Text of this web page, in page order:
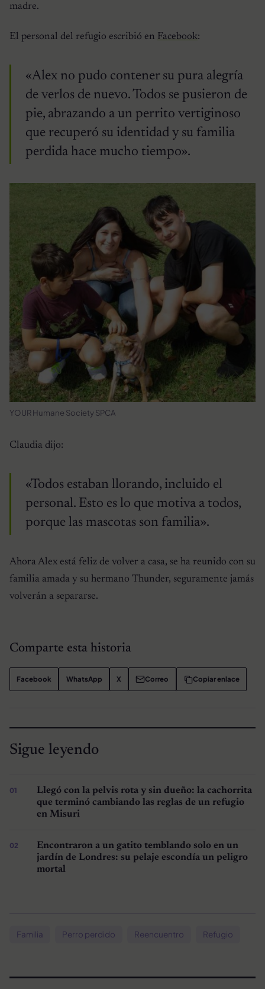
madre.
El personal del refugio escribió en Facebook:
«Alex no pudo contener su pura alegría
de verlos de nuevo. Todos se pusieron de
pie, abrazando a un perrito vertiginoso
que recuperó su identidad y su familia
perdida hace mucho tiempo».
YOUR Humane Society SPCA
Claudia dijo:
«Todos estaban llorando, incluido el
personal. Esto es lo que motiva a todos,
porque las mascotas son familia».
Ahora Alex está feliz de volver a casa, se ha reunido con su
familia amada y su hermano Thunder, seguramente jamás
volverán a separarse.
Comparte esta historia
Facebook WhatsApp X Correo Copiar enlace
Sigue leyendo
Llegó con la pelvis rota y sin dueño: la cachorrita
que terminó cambiando las reglas de un refugio
en Misuri
Encontraron a un gatito temblando solo en un
jardín de Londres: su pelaje escondía un peligro
mortal
Familia Perro perdido Reencuentro Refugio